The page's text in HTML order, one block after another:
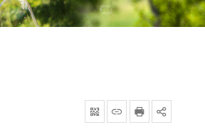
QRcode주소복사
프린터